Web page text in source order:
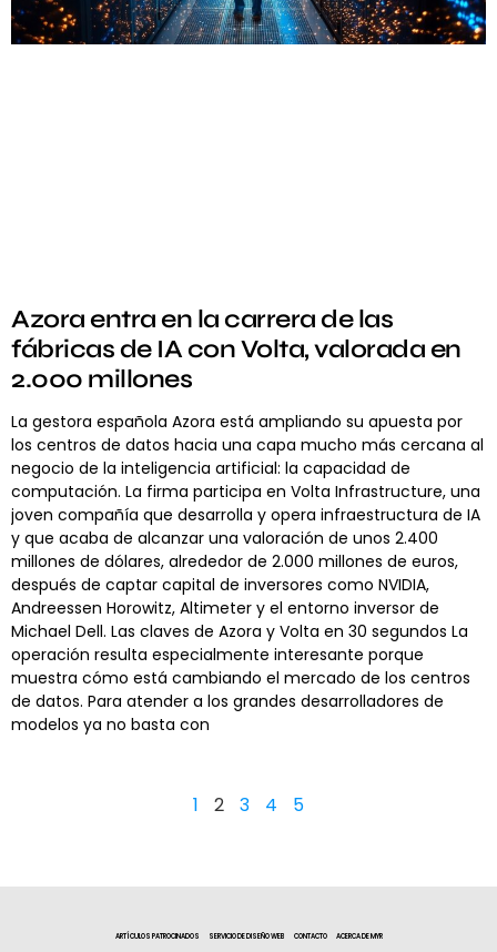
Azora entra en la carrera de las
fábricas de IA con Volta, valorada en
2.000 millones
La gestora española Azora está ampliando su apuesta por
los centros de datos hacia una capa mucho más cercana al
negocio de la inteligencia artificial: la capacidad de
computación. La firma participa en Volta Infrastructure, una
joven compañía que desarrolla y opera infraestructura de IA
y que acaba de alcanzar una valoración de unos 2.400
millones de dólares, alrededor de 2.000 millones de euros,
después de captar capital de inversores como NVIDIA,
Andreessen Horowitz, Altimeter y el entorno inversor de
Michael Dell. Las claves de Azora y Volta en 30 segundos La
operación resulta especialmente interesante porque
muestra cómo está cambiando el mercado de los centros
de datos. Para atender a los grandes desarrolladores de
modelos ya no basta con
1 2 3 4 5
ARTÍCULOS PATROCINADOS SERVICIO DE DISEÑO WEB CONTACTO ACERCA DE MYR